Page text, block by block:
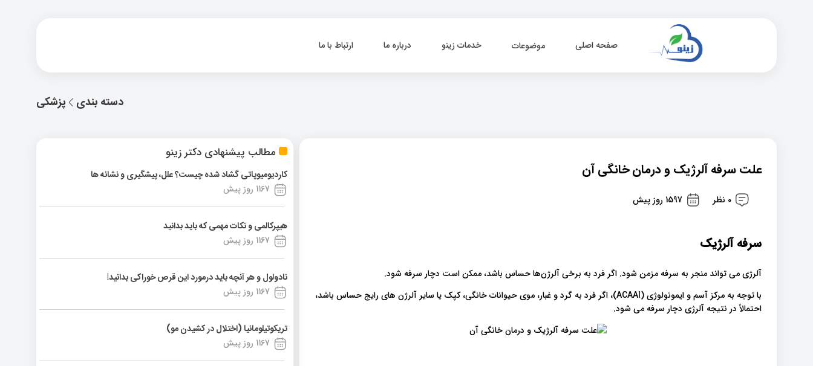
صفحه اصلی موضوعات خدمات زینو درباره ما ارتباط با ما
پزشکی دسته بندی
مطالب پیشنهادی دکتر زینو
کاردیومیوپاتی گشاد شده چیست؟ علل، پیشگیری و نشانه ها
1167 روز پیش
هیپرکالمی و نکات مهمی که باید بدانید
1167 روز پیش
نادولول و هر آنچه باید درمورد این قرص خوراکی بدانید!
1167 روز پیش
تریکوتیلومانیا (اختلال در کشیدن مو)
1167 روز پیش
علت سرفه آلرژیک و درمان خانگی آن
0 نظر 1597 روز پیش
سرفه آلرژیک
آلرژی می تواند منجر به سرفه مزمن شود. اگر فرد به برخی آلرژن‌ها حساس باشد، ممکن است دچار سرفه شود.
با توجه به مرکز آسم و ایمونولوژی (ACAAI)، اگر فرد به گرد و غبار، موی حیوانات خانگی، کپک یا سایر آلرژن های رایج حساس باشد،
احتمالاً در نتیجه آلرژی دچار سرفه می شود.